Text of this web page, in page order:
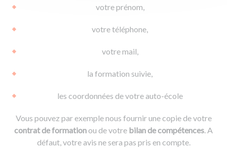
votre prénom,
votre téléphone,
votre mail,
la formation suivie,
les coordonnées de votre auto-école
Vous pouvez par exemple nous fournir une copie de votre
contrat de formationou de votre bilan de compétences. A
défaut, votre avis ne sera pas pris en compte.